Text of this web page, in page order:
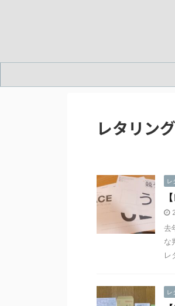
レタリン
レ
去
な
レ
レ